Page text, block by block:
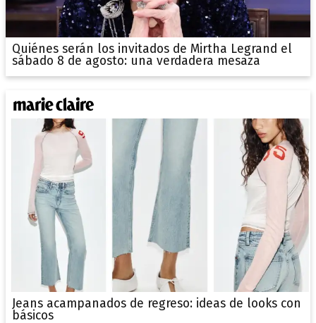
Quiénes serán los invitados de Mirtha Legrand el
sábado 8 de agosto: una verdadera mesaza
Jeans acampanados de regreso: ideas de looks con
básicos